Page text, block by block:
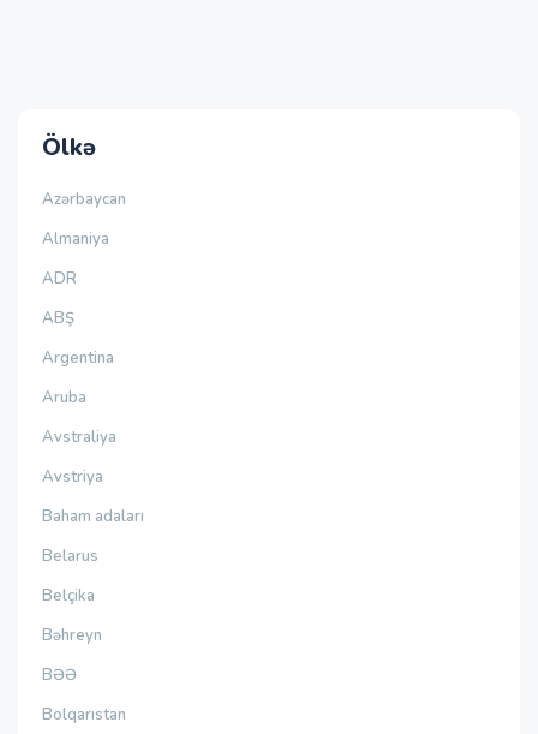
Ölkə
Azərbaycan
Almaniya
ADR
ABŞ
Argentina
Aruba
Avstraliya
Avstriya
Baham adaları
Belarus
Belçika
Bəhreyn
BƏƏ
Bolqarıstan